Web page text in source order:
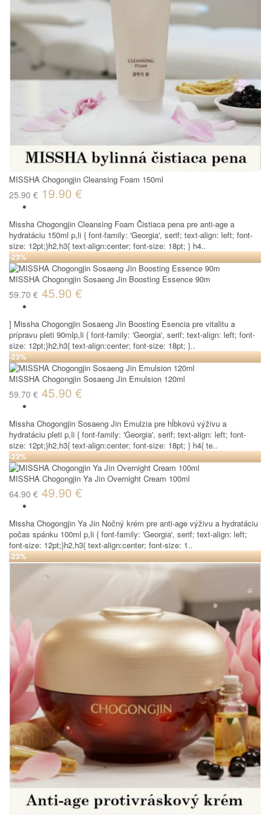
MISSHA Chogongjin Cleansing Foam 150ml
25.90 € 19.90 €
Missha Chogongjin Cleansing Foam Čistiaca pena pre anti-age a
hydratáciu 150ml p,li { font-family: 'Georgia', serif; text-align: left; font-
size: 12pt;}h2,h3{ text-align:center; font-size: 18pt; } h4..
-23%
MISSHA Chogongjin Sosaeng Jin Boosting Essence 90m
59.70 € 45.90 €
] Missha Chogongjin Sosaeng Jin Boosting Esencia pre vitalitu a
prípravu pleti 90mlp,li { font-family: 'Georgia', serif; text-align: left; font-
size: 12pt;}h2,h3{ text-align:center; font-size: 18pt; }..
-23%
MISSHA Chogongjin Sosaeng Jin Emulsion 120ml
59.70 € 45.90 €
Missha Chogongjin Sosaeng Jin Emulzia pre hĺbkovú výživu a
hydratáciu pleti p,li { font-family: 'Georgia', serif; text-align: left; font-
size: 12pt;}h2,h3{ text-align:center; font-size: 18pt; } h4{ te..
-23%
MISSHA Chogongjin Ya Jin Overnight Cream 100ml
64.90 € 49.90 €
Missha Chogongjin Ya Jin Nočný krém pre anti-age výživu a hydratáciu
počas spánku 100ml p,li { font-family: 'Georgia', serif; text-align: left;
font-size: 12pt;}h2,h3{ text-align:center; font-size: 1..
-23%